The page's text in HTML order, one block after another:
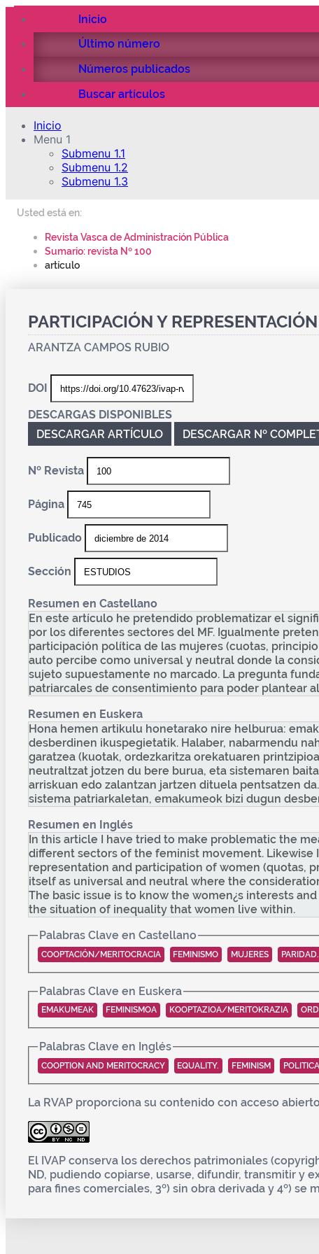
Inicio
Último número
Números publicados
Buscar artículos
Inicio
Menu 1
Submenu 1.1
Submenu 1.2
Submenu 1.3
Usted está en:
Revista Vasca de Administración Pública
Sumario: revista Nº 100
artículo
PARTICIPACIÓN Y
ARANTZA CAMPOS RUBIO
DOI
DESCARGAS DISPONIBLES
DESCARGAR ARTÍCULO
DESCARGAR Nº
Nº Revista
Página
Publicado
Sección
Resumen en Castellano
En este artículo he pretendido problematizar el
por los diferentes sectores del MF. Igualmente
participación política de las mujeres (cuotas,
auto percibe como universal y neutral donde la
sujeto supuestamente no marcado. La pregunta
patriarcales de consentimiento para poder plantear
Resumen en Euskera
Hona hemen artikulu honetarako nire helburua:
desberdinen ikuspegietatik. Halaber, nabarmendu
garatzea (kuotak, ordezkaritza orekatuaren
neutraltzat jotzen du bere burua, eta sistemaren
arriskuan edo zalantzan jartzen dituela pentsatzen
sistema patriarkaletan, emakumeok bizi dugun
Resumen en Inglés
In this article I have tried to make problematic the
different sectors of the feminist movement.
representation and participation of women (quotas,
itself as universal and neutral where the
The basic issue is to know the women¿s interests
the situation of inequality that women live within.
Palabras Clave en Castellano
COOPTACIÓN/MERITOCRACIA FEMINISMO MUJERES PARIDAD.
Palabras Clave en Euskera
EMAKUMEAK FEMINISMOA KOOPTAZIOA/MERITOKRAZIA
Palabras Clave en Inglés
COOPTION AND MERITOCRACY EQUALITY. FEMINISM
La RVAP proporciona su contenido con acceso
El IVAP conserva los derechos patrimoniales
ND, pudiendo copiarse, usarse, difundir, transmitir y
para fines comerciales, 3º) sin obra derivada y 4º)